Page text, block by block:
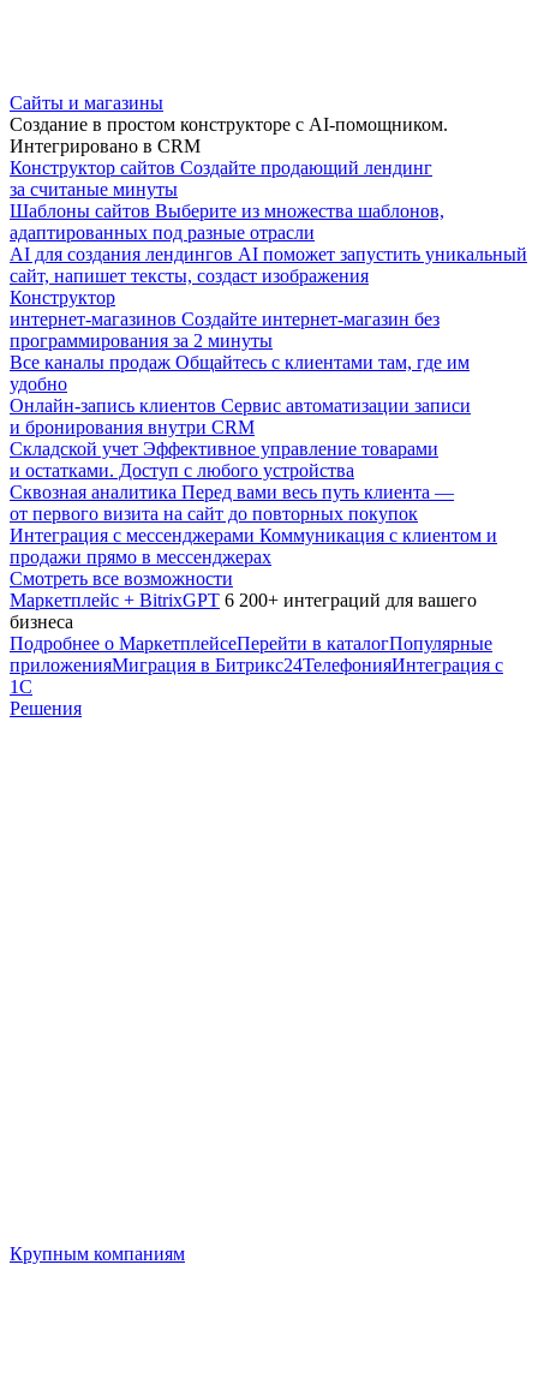
Сайты и магазины
Создание в простом конструкторе с AI-помощником.
Интегрировано в CRM
Конструктор сайтов Создайте продающий лендинг
за считаные минуты
Шаблоны сайтов Выберите из множества шаблонов,
адаптированных под разные отрасли
AI для создания лендингов AI поможет запустить уникальный
сайт, напишет тексты, создаст изображения
Конструктор
интернет-магазинов Создайте интернет-магазин без
программирования за 2 минуты
Все каналы продаж Общайтесь с клиентами там, где им
удобно
Онлайн-запись клиентов Сервис автоматизации записи
и бронирования внутри CRM
Складской учет Эффективное управление товарами
и остатками. Доступ с любого устройства
Сквозная аналитика Перед вами весь путь клиента —
от первого визита на сайт до повторных покупок
Интеграция с мессенджерами Коммуникация с клиентом и
продажи прямо в мессенджерах
Смотреть все возможности
Маркетплейс + BitrixGPT 6 200+ интеграций для вашего
бизнеса
Подробнее о МаркетплейсеПерейти в каталогПопулярные
приложенияМиграция в Битрикс24ТелефонияИнтеграция с
1С
Решения
Крупным компаниям